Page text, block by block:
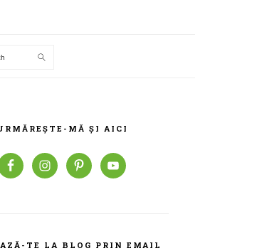
MĂ ȘI AICI
TE LA BLOG PRIN EMAIL